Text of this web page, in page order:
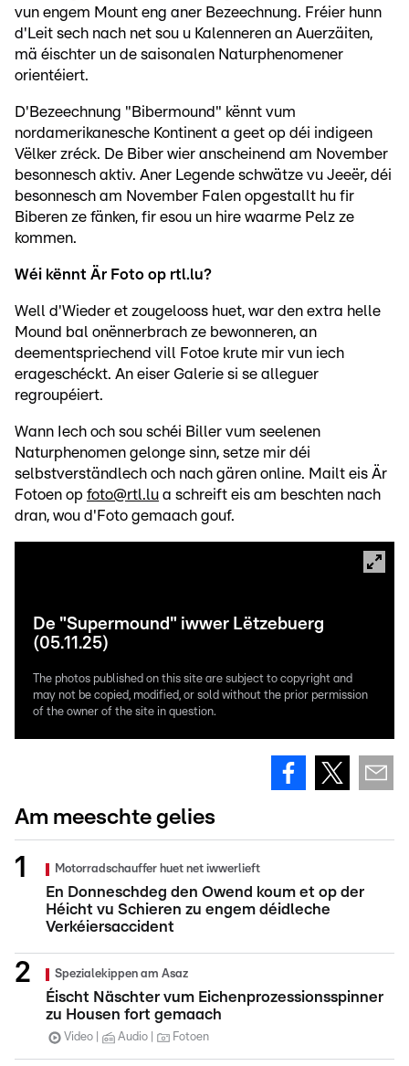
vun engem Mount eng aner Bezeechnung. Fréier hunn
d'Leit sech nach net sou u Kalenneren an Auerzäiten,
mä éischter un de saisonalen Naturphenomener
orientéiert.
D'Bezeechnung "Bibermound" kënnt vum
nordamerikanesche Kontinent a geet op déi indigeen
Vëlker zréck. De Biber wier anscheinend am November
besonnesch aktiv. Aner Legende schwätze vu Jeeër, déi
besonnesch am November Falen opgestallt hu fir
Biberen ze fänken, fir esou un hire waarme Pelz ze
kommen.
Wéi kënnt Är Foto op rtl.lu?
Well d'Wieder et zougelooss huet, war den extra helle
Mound bal onënnerbrach ze bewonneren, an
deementspriechend vill Fotoe krute mir vun iech
erageschéckt. An eiser Galerie si se alleguer
regroupéiert.
Wann Iech och sou schéi Biller vum seelenen
Naturphenomen gelonge sinn, setze mir déi
selbstverständlech och nach gären online. Mailt eis Är
Fotoen op foto@rtl.lu a schreift eis am beschten nach
dran, wou d'Foto gemaach gouf.
De "Supermound" iwwer Lëtzebuerg
(05.11.25)
The photos published on this site are subject to copyright and
may not be copied, modified, or sold without the prior permission
of the owner of the site in question.
Am meeschte gelies
Motorradschauffer huet net iwwerlieft
En Donneschdeg den Owend koum et op der
Héicht vu Schieren zu engem déidleche
Verkéiersaccident
Spezialekippen am Asaz
Éischt Näschter vum Eichenprozessionsspinner
zu Housen fort gemaach
Video Audio Fotoen